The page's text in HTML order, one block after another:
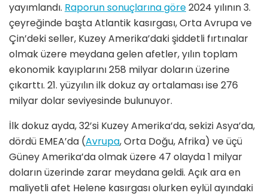
yayımlandı. Raporun sonuçlarına göre2024 yılının 3.
çeyreğinde başta Atlantik kasırgası, Orta Avrupa ve
Çin’deki seller, Kuzey Amerika’daki şiddetli fırtınalar
olmak üzere meydana gelen afetler, yılın toplam
ekonomik kayıplarını 258 milyar doların üzerine
çıkarttı. 21. yüzyılın ilk dokuz ay ortalaması ise 276
milyar dolar seviyesinde bulunuyor.
İlk dokuz ayda, 32’si Kuzey Amerika’da, sekizi Asya’da,
dördü EMEA’da (Avrupa, Orta Doğu, Afrika) ve üçü
Güney Amerika’da olmak üzere 47 olayda 1 milyar
doların üzerinde zarar meydana geldi. Açık ara en
maliyetli afet Helene kasırgası olurken eylül ayındaki